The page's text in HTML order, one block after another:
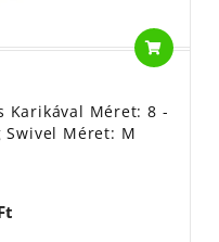
Karikával Méret: 8 -
Swivel Méret: M